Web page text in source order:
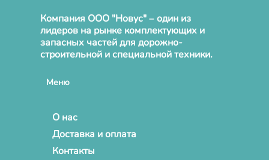
Компания ООО "Новус" – один из
лидеров на рынке комплектующих и
запасных частей для дорожно-
строительной и специальной техники.
Меню
О нас
Доставка и оплата
Контакты